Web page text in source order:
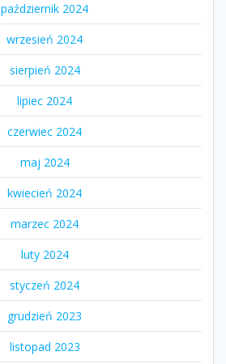
październik 2024
wrzesień 2024
sierpień 2024
lipiec 2024
czerwiec 2024
maj 2024
kwiecień 2024
marzec 2024
luty 2024
styczeń 2024
grudzień 2023
listopad 2023